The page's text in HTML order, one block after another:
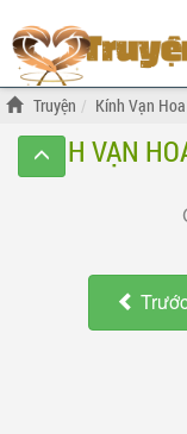
Truyện Kính Vạn
KÍNH VẠN